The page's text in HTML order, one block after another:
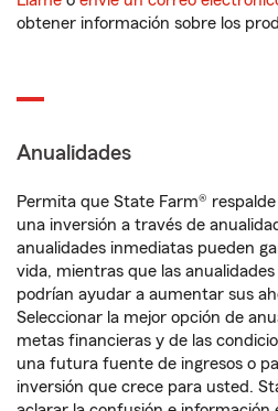
obtener información sobre los
Anualidades
Permita que State Farm®
una inversión a través de
anualidades inmediatas pueden
vida, mientras que las
podrían ayudar a aumentar sus
Seleccionar la mejor opción de
metas financieras y de las
una futura fuente de ingresos o
inversión que crece para usted.